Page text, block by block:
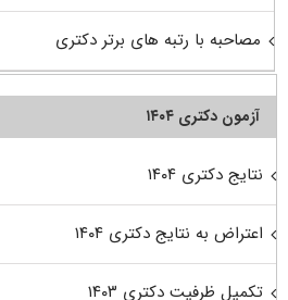
مصاحبه با رتبه های برتر دکتری
آزمون دکتری ۱۴۰۴
نتایج دکتری ۱۴۰۴
اعتراض به نتایج دکتری ۱۴۰۴
تکمیل ظرفیت دکتری ۱۴۰۳